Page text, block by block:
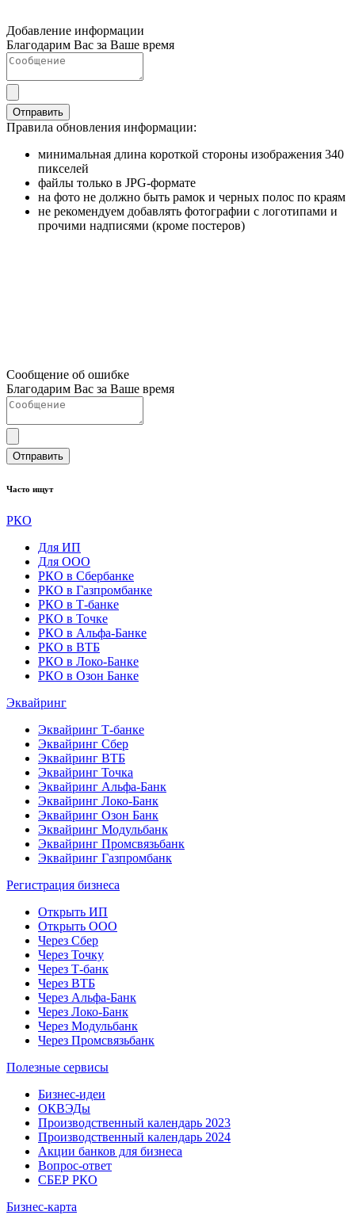
Добавление информации
Благодарим Вас за Ваше время
Отправить
Правила обновления информации:
минимальная длина короткой стороны изображения 340
пикселей
файлы только в JPG-формате
на фото не должно быть рамок и черных полос по краям
не рекомендуем добавлять фотографии с логотипами и
прочими надписями (кроме постеров)
Сообщение об ошибке
Благодарим Вас за Ваше время
Отправить
Часто ищут
РКО
Для ИП
Для ООО
РКО в Сбербанке
РКО в Газпромбанке
РКО в Т-банке
РКО в Точке
РКО в Альфа-Банке
РКО в ВТБ
РКО в Локо-Банке
РКО в Озон Банке
Эквайринг
Эквайринг Т-банке
Эквайринг Сбер
Эквайринг ВТБ
Эквайринг Точка
Эквайринг Альфа-Банк
Эквайринг Локо-Банк
Эквайринг Озон Банк
Эквайринг Модульбанк
Эквайринг Промсвязьбанк
Эквайринг Газпромбанк
Регистрация бизнеса
Открыть ИП
Открыть ООО
Через Сбер
Через Точку
Через Т-банк
Через ВТБ
Через Альфа-Банк
Через Локо-Банк
Через Модульбанк
Через Промсвязьбанк
Полезные сервисы
Бизнес-идеи
ОКВЭДы
Производственный календарь 2023
Производственный календарь 2024
Акции банков для бизнеса
Вопрос-ответ
СБЕР РКО
Бизнес-карта